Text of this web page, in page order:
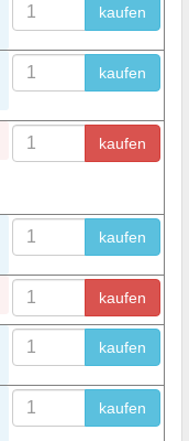
kaufen
kaufen
kaufen
kaufen
kaufen
kaufen
kaufen